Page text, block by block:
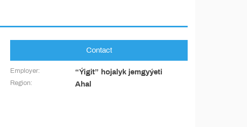
Contact
Employer: “Ýigit” hojalyk jemgyýeti
Region: Ahal